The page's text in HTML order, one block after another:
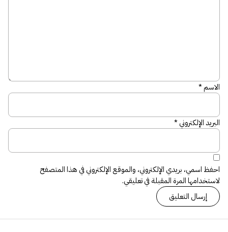
الاسم*
البريد الإلكتروني*
احفظ اسمي، بريدي الإلكتروني، والموقع الإلكتروني في هذا المتصفح
لاستخدامها المرة المقبلة في تعليقي.